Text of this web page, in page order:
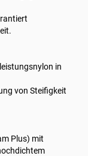
in
von Steifigkeit
Plus) mit